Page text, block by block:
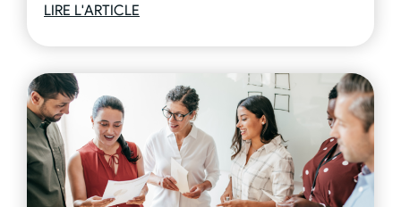
LIRE L'ARTICLE